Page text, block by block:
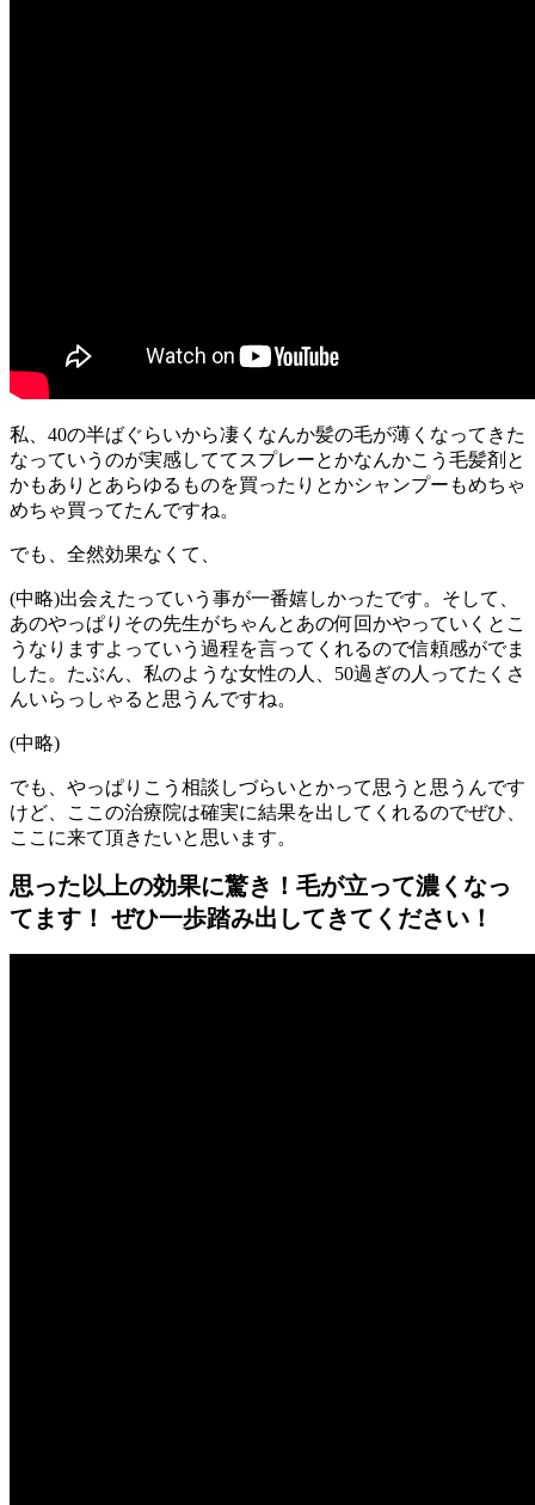
私、40の半ばぐらいから凄くなんか髪の毛が薄くなってきた
なっていうのが実感しててスプレーとかなんかこう毛髪剤と
かもありとあらゆるものを買ったりとかシャンプーもめちゃ
めちゃ買ってたんですね。
でも、全然効果なくて、
(中略)出会えたっていう事が一番嬉しかったです。そして、
あのやっぱりその先生がちゃんとあの何回かやっていくとこ
うなりますよっていう過程を言ってくれるので信頼感がでま
した。たぶん、私のような女性の人、50過ぎの人ってたくさ
んいらっしゃると思うんですね。
(中略)
でも、やっぱりこう相談しづらいとかって思うと思うんです
けど、ここの治療院は確実に結果を出してくれるのでぜひ、
ここに来て頂きたいと思います。
思った以上の効果に驚き！毛が立って濃くなっ
てます！ ぜひ一歩踏み出してきてください！